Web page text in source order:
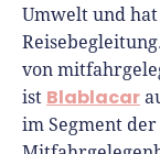
Umwelt und
von
ist Blablacar
im Segment